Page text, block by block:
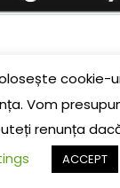
de a
cookie-
Vom
renunța
ACCEPT